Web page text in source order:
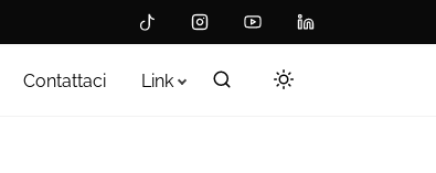
Contattaci Link